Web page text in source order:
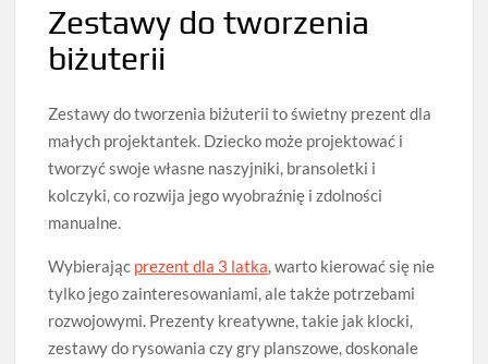
Zestawy do tworzenia
biżuterii
Zestawy do tworzenia biżuterii to świetny prezent dla
małych projektantek. Dziecko może projektować i
tworzyć swoje własne naszyjniki, bransoletki i
kolczyki, co rozwija jego wyobraźnię i zdolności
manualne.
Wybierając prezent dla 3 latka, warto kierować się nie
tylko jego zainteresowaniami, ale także potrzebami
rozwojowymi. Prezenty kreatywne, takie jak klocki,
zestawy do rysowania czy gry planszowe, doskonale